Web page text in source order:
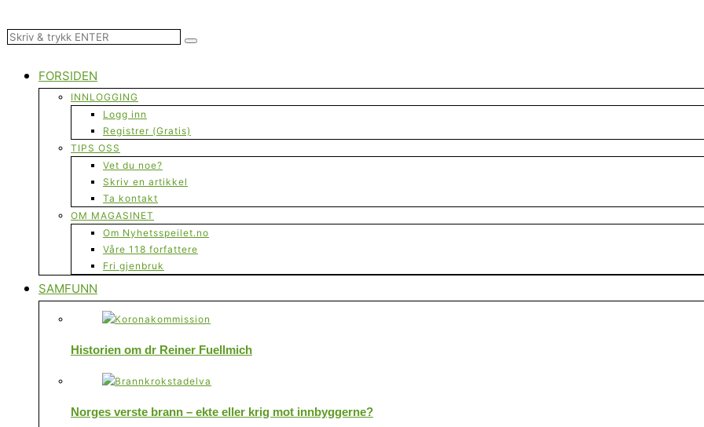
FORSIDEN
INNLOGGING
Logg inn
Registrer (Gratis)
TIPS OSS
Vet du noe?
Skriv en artikkel
Ta kontakt
OM MAGASINET
Om Nyhetsspeilet.no
Våre 118 forfattere
Fri gjenbruk
SAMFUNN
Historien om dr Reiner Fuellmich
Norges verste brann – ekte eller krig mot innbyggerne?